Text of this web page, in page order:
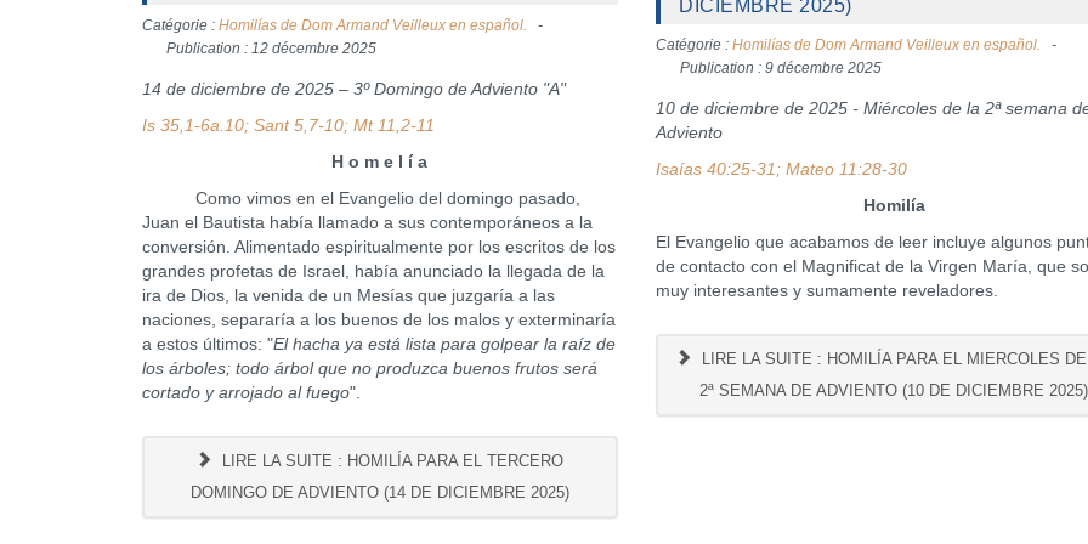
Catégorie : Homilías de Dom Armand Veilleux en español.
Publication : 12 décembre 2025
14 de diciembre de 2025 – 3º Domingo de Adviento "A"
Is 35,1-6a.10; Sant 5,7-10; Mt 11,2-11
H o m e l í a
Como vimos en el Evangelio del domingo pasado,
Juan el Bautista había llamado a sus contemporáneos a la
conversión. Alimentado espiritualmente por los escritos de los
grandes profetas de Israel, había anunciado la llegada de la
ira de Dios, la venida de un Mesías que juzgaría a las
naciones, separaría a los buenos de los malos y exterminaría
a estos últimos: "El hacha ya está lista para golpear la raíz de
los árboles; todo árbol que no produzca buenos frutos será
cortado y arrojado al fuego".
LIRE LA SUITE : HOMILÍA PARA EL TERCERO
DOMINGO DE ADVIENTO (14 DE DICIEMBRE 2025)
DICIEMBRE 2025)
Catégorie :Homilías de Dom Armand Veilleux en español.
Publication : 9 décembre 2025
10 de diciembre de 2025 - Miércoles de la 2ª semana
Adviento
Isaías 40:25-31; Mateo 11:28-30
Homilía
El Evangelio que acabamos de leer incluye algunos
de contacto con el Magnificat de la Virgen María, que
muy interesantes y sumamente reveladores.
LIRE LA SUITE : HOMILÍA PARA EL MIERCOLES
2ª SEMANA DE ADVIENTO (10 DE DICIEMBRE 2025)